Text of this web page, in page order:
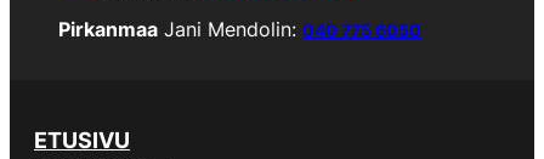
Pirkanmaa Jani Mendolin: 040 775 6050
ETUSIVU